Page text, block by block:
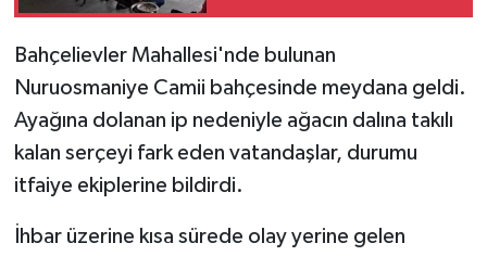
Bahçelievler Mahallesi'nde bulunan
Nuruosmaniye Camii bahçesinde meydana geldi.
Ayağına dolanan ip nedeniyle ağacın dalına takılı
kalan serçeyi fark eden vatandaşlar, durumu
itfaiye ekiplerine bildirdi.
İhbar üzerine kısa sürede olay yerine gelen